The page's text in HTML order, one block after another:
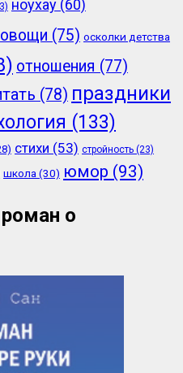
ноухау (60)
овощи (75) осколки детства
отношения (77)
(78) праздники
(133)
стихи (53) стройность (23)
школа(30) юмор (93)
о